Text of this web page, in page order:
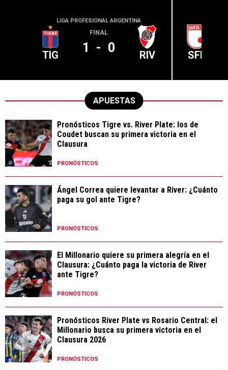
LIGA PROFESIONAL ARGENTINA
TIG
FINAL
1 - 0 RIV SFE
APUESTAS
Pronósticos Tigre vs. River Plate: los de
Coudet buscan su primera victoria en el
Clausura
PRONÓSTICOS
Ángel Correa quiere levantar a River: ¿Cuánto
paga su gol ante Tigre?
PRONÓSTICOS
El Millonario quiere su primera alegría en el
Clausura: ¿Cuánto paga la victoria de River
ante Tigre?
PRONÓSTICOS
Pronósticos River Plate vs Rosario Central: el
Millonario busca su primera victoria en el
Clausura 2026
PRONÓSTICOS